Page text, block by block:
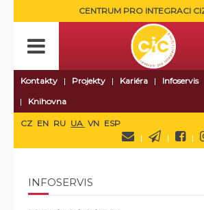
CENTRUM PRO INTEGRACI
Kontakty Projekty Kariéra
Infoservis
Knihovna
CZ EN RU UA VN ESP
INFOSERVIS